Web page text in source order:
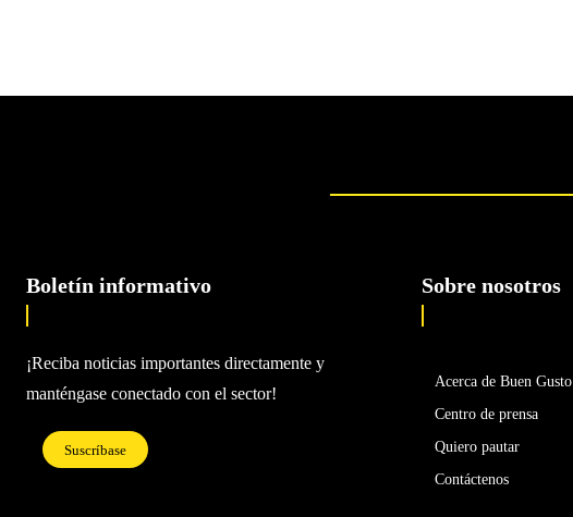
Boletín informativo
¡Reciba noticias importantes directamente y
manténgase conectado con el sector!
Suscríbase
Sobre nosotros
Acerca de Buen Gusto
Centro de prensa
Quiero pautar
Contáctenos